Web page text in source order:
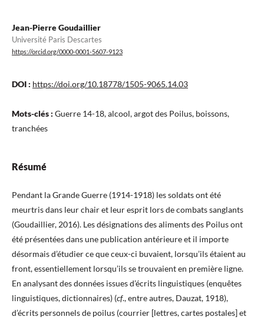
Jean-Pierre Goudaillier
Université Paris Descartes
https://orcid.org/0000-0001-5607-9123
DOI : https://doi.org/10.18778/1505-9065.14.03
Mots-clés : Guerre 14-18, alcool, argot des Poilus, boissons,
tranchées
Résumé
Pendant la Grande Guerre (1914-1918) les soldats ont été
meurtris dans leur chair et leur esprit lors de combats sanglants
(Goudaillier, 2016). Les désignations des aliments des Poilus ont
été présentées dans une publication antérieure et il importe
désormais d’étudier ce que ceux-ci buvaient, lorsqu’ils étaient au
front, essentiellement lorsqu’ils se trouvaient en première ligne.
En analysant des données issues d’écrits linguistiques (enquêtes
linguistiques, dictionnaires) (cf., entre autres, Dauzat, 1918),
d’écrits personnels de poilus (courrier [lettres, cartes postales] et